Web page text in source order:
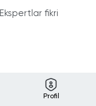
Profil
Ekspertlar fikri
Boshqalar